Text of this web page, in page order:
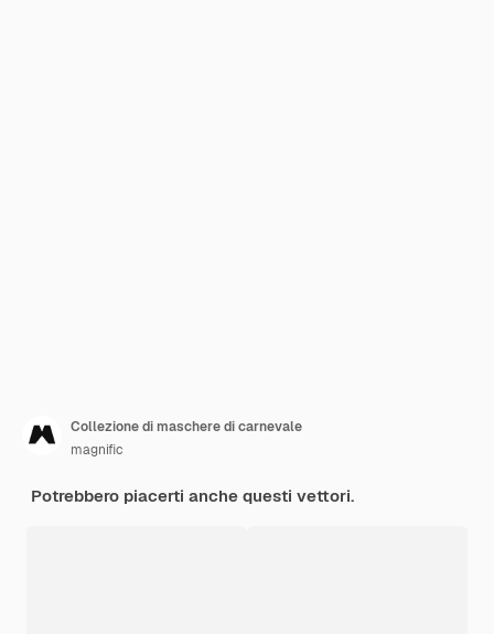
Collezione di maschere di carnevale
magnific
Potrebbero piacerti anche questi vettori.